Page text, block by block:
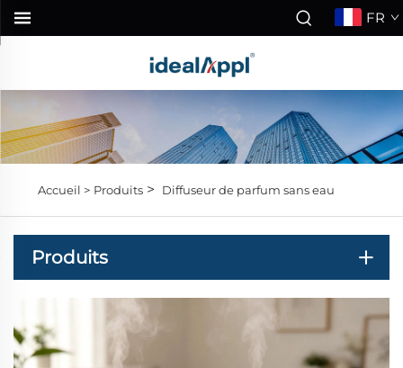
FR
Accueil > Produits> Diffuseur de parfum sans eau
Produits